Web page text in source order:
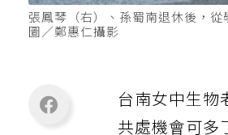
張鳳琴（右）、孫蜀南退休後，
圖／鄭惠仁攝影
台南女中生物